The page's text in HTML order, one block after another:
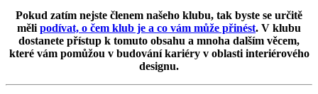
Pokud zatím nejste členem našeho klubu, tak byste se určitě
měli podívat, o čem klub je a co vám může přinést. V klubu
dostanete přístup k tomuto obsahu a mnoha dalším věcem,
které vám pomůžou v budování kariéry v oblasti interiérového
designu.